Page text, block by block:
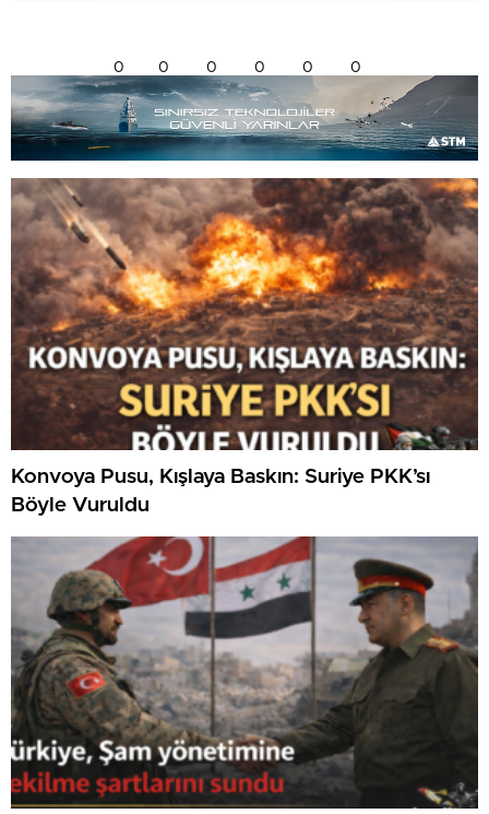
0 0 0 0 0 0
Konvoya Pusu, Kışlaya Baskın: Suriye PKK’sı
Böyle Vuruldu